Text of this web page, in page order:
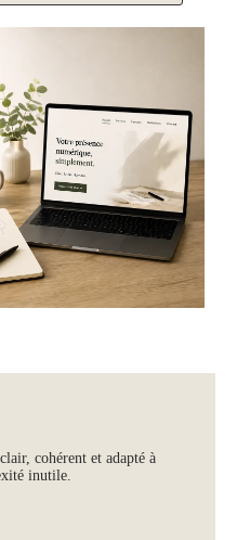
cohérent et adapté à
inutile.